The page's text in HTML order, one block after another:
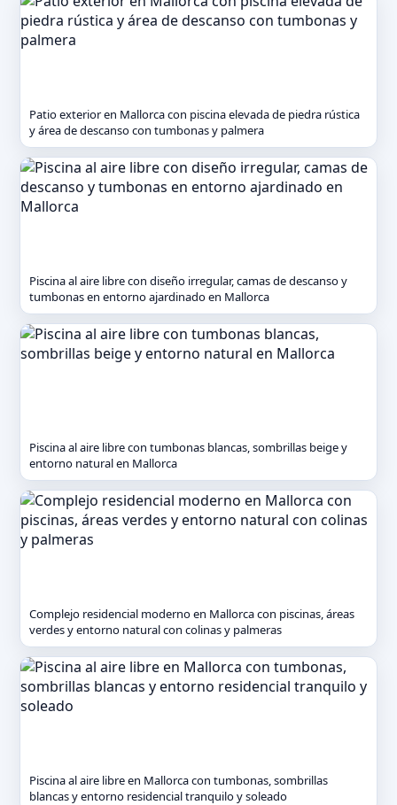
Patio exterior en Mallorca con piscina elevada de piedra rústica
y área de descanso con tumbonas y palmera
Piscina al aire libre con diseño irregular, camas de descanso y
tumbonas en entorno ajardinado en Mallorca
Piscina al aire libre con tumbonas blancas, sombrillas beige y
entorno natural en Mallorca
Complejo residencial moderno en Mallorca con piscinas, áreas
verdes y entorno natural con colinas y palmeras
Piscina al aire libre en Mallorca con tumbonas, sombrillas
blancas y entorno residencial tranquilo y soleado